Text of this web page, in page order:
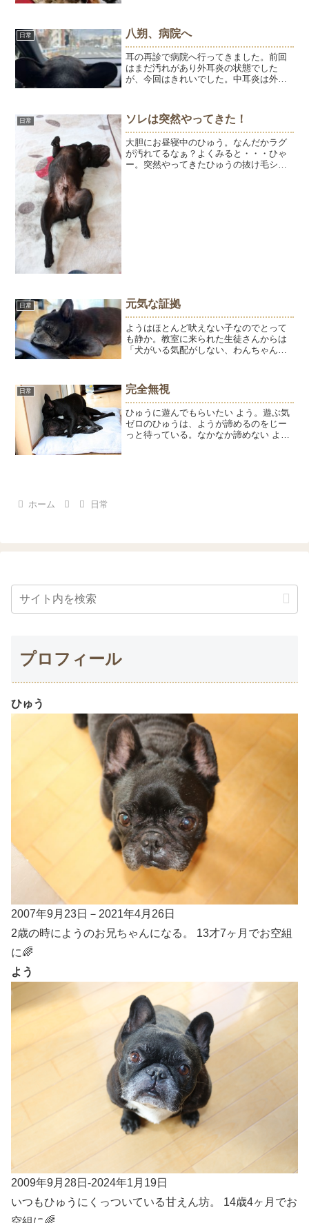
した。ひゅうようよりもお上品にゆっく
り食べるし、こぼさない。...
日常 八朔、病院へ
耳の再診で病院へ行ってきました。前回
はまだ汚れがあり外耳炎の状態でした
が、今回はきれいでした。中耳炎は外か
た、よかった。爪きり、肛門腺のお手入
れ、ワクチン接種、ドライアイ...
日常 ソレは突然やってきた！
大胆にお昼寝中のひゅう。なんだかラグ
が汚れてるなぁ？よくみると・・・ひゃ
ー。突然やってきたひゅうの抜け毛シー
日常 元気な証拠
ようはほとんど吠えない子なのでとって
も静か。教室に来られた生徒さんからは
「犬がいる気配がしない、わんちゃん元
かしいです。来月で13歳。「もう、はし
ゃぐお年頃じゃなくてよ...
日常 完全無視
ひゅうに遊んでもらいたい よう。遊ぶ気
ゼロのひゅうは、ようが諦めるのをじー
っと待っている。なかなか諦めない よ
ホーム 日常
プロフィール
ひゅう
2007年9月23日－2021年4月26日
2歳の時にようのお兄ちゃんになる。 13才7ヶ月でお空組
に🌈
よう
2009年9月28日-2024年1月19日
いつもひゅうにくっついている甘えん坊。 14歳4ヶ月でお